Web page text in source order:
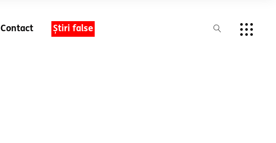
Contact Știri false